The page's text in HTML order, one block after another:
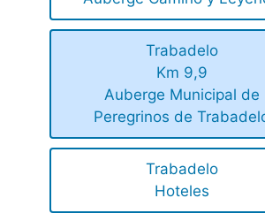
Trabadelo
Km 9,9
Auberge Municipal de
Peregrinos de
Trabadelo
Hoteles